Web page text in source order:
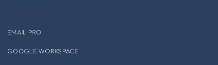
EMAIL PRO
GOOGLE WORKSPACE